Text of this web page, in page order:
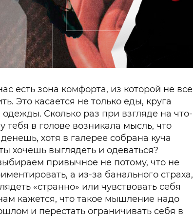
есть зона комфорта, из которой не все
Это касается не только еды, круга
Сколько раз при взгляде на что-
тебя в голове возникала мысль, что
хотя в галерее собрана куча
хочешь выглядеть и одеваться?
привычное не потому, что не
а из-за банального страха,
«странно» или чувствовать себя
кажется, что такое мышление надо
и перестать ограничивать себя в